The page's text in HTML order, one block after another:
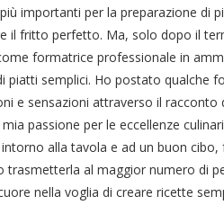
importanti per la preparazione di
il fritto perfetto. Ma, solo dopo il
formatrice professionale in
piatti semplici. Ho postato qualche
e sensazioni attraverso il racconto
passione per le eccellenze
alla tavola e ad un buon cibo,
al maggior numero di
nella voglia di creare ricette